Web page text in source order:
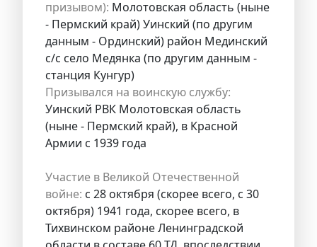
призывом): Молотовская область (ныне
- Пермский край) Уинский (по другим
данным - Ординский) район Мединский
с/с село Медянка (по другим данным -
станция Кунгур)
Призывался на воинскую службу:
Уинский РВК Молотовская область
(ныне - Пермский край), в Красной
Армии с 1939 года
Участие в Великой Отечественной
войне: с 28 октября (скорее всего, с 30
октября) 1941 года, скорее всего, в
Тихвинском районе Ленинградской